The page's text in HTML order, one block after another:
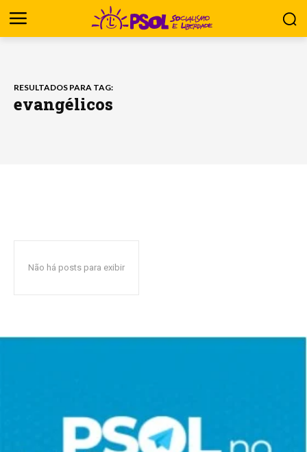
RESULTADOS PARA TAG:
evangélicos
Não há posts para exibir